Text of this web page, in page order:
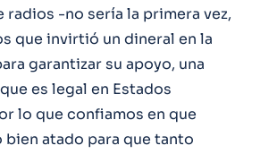
radios -no sería la primera vez,
que invirtió un dineral en la
garantizar su apoyo, una
es legal en Estados
lo que confiamos en que
atado para que tanto